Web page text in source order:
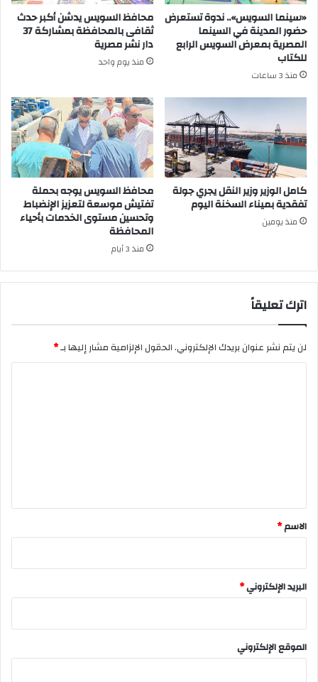
«سينما السويس».. ندوة تستعرض
حضور المدينة في السينما
المصرية بمعرض السويس الرابع
للكتاب
منذ 3 ساعات
محافظ السويس يدشن أكبر حدث
ثقافى بالمحافظة بمشاركة 37
دار نشر مصرية
منذ يوم واحد
كامل الوزير وزير النقل يجري جولة
تفقدية بميناء السخنة اليوم
منذ يومين
محافظ السويس يوجه بحملة
تفتيش موسعة لتعزيز الإنضباط
وتحسين مستوى الخدمات بأحياء
المحافظة
منذ 3 أيام
اترك تعليقاً
لن يتم نشر عنوان بريدك الإلكتروني.الحقول الإلزامية مشار إليها بـ*
*
الاسم*
البريد الإلكتروني*
الموقع الإلكتروني